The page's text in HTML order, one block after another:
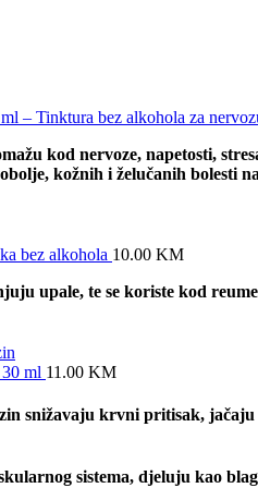
– Tinktura bez alkohola za
kod nervoze, napetosti,
kožnih i želučanih bolesti
bez alkohola 10.00 KM
upale, te se koriste kod
ml 11.00 KM
snižavaju krvni pritisak, jačaju
sistema, djeluju kao